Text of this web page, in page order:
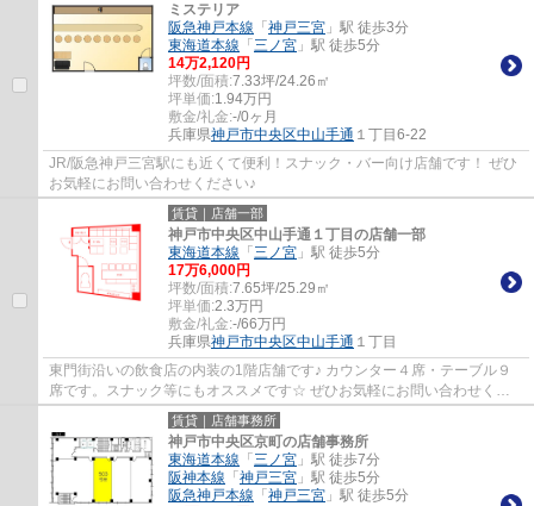
ミステリア
阪急神戸本線 「 神戸三宮 」駅 徒歩3分
東海道本線 「 三ノ宮 」駅 徒歩5分
14万2,120円
坪数/面積:7.33坪/24.26㎡
坪単価:1.94万円
敷金/礼金:-/0ヶ月
兵庫県神戸市中央区中山手通 １丁目6-22
JR/阪急神戸三宮駅にも近くて便利！スナック・バー向け店舗です！ ぜひ
お気軽にお問い合わせください♪
賃貸｜店舗一部
神戸市中央区中山手通１丁目の店舗一部
東海道本線 「 三ノ宮 」駅 徒歩5分
17万6,000円
坪数/面積:7.65坪/25.29㎡
坪単価:2.3万円
敷金/礼金:-/66万円
兵庫県神戸市中央区中山手通 １丁目
東門街沿いの飲食店の内装の1階店舗です♪ カウンター４席・テーブル９
席です。スナック等にもオススメです☆ ぜひお気軽にお問い合わせくだ
さい♪
賃貸｜店舗事務所
神戸市中央区京町の店舗事務所
東海道本線 「 三ノ宮 」駅 徒歩7分
阪神本線 「 神戸三宮 」駅 徒歩5分
阪急神戸本線 「 神戸三宮 」駅 徒歩5分